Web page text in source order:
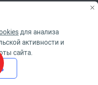
НЕОБХОДИМО
СПЕЦИАЛИСТОМ
для анализа
активности и
сайта.